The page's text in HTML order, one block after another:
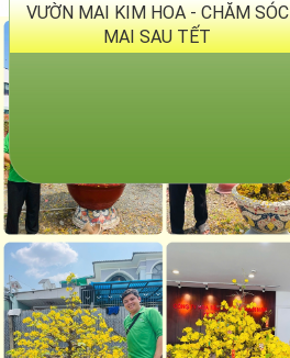
VƯỜN MAI KIM HOA - CHĂM SÓC
MAI SAU TẾT